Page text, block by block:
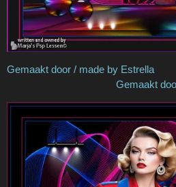
Gemaakt door /
Gemaakt door /